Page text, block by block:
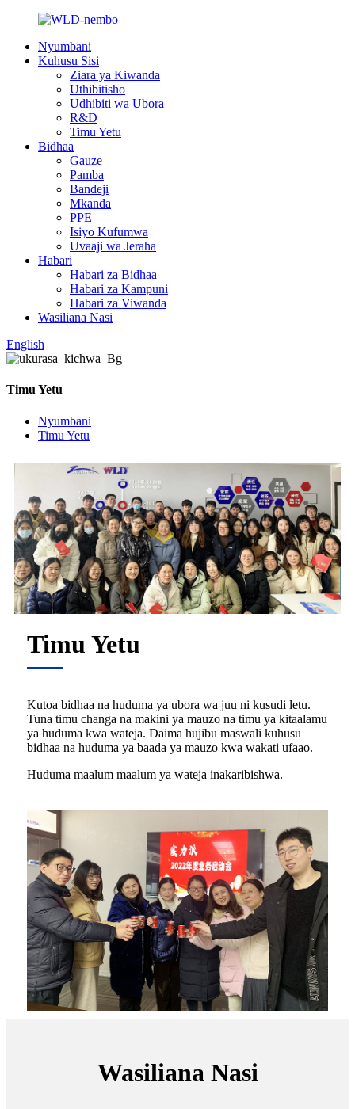
Nyumbani
Kuhusu Sisi
Ziara ya Kiwanda
Uthibitisho
Udhibiti wa Ubora
R&D
Timu Yetu
Bidhaa
Gauze
Pamba
Bandeji
Mkanda
PPE
Isiyo Kufumwa
Uvaaji wa Jeraha
Habari
Habari za Bidhaa
Habari za Kampuni
Habari za Viwanda
Wasiliana Nasi
English
Timu Yetu
Nyumbani
Timu Yetu
Timu Yetu
Kutoa bidhaa na huduma ya ubora wa juu ni kusudi letu.
Tuna timu changa na makini ya mauzo na timu ya kitaalamu
ya huduma kwa wateja. Daima hujibu maswali kuhusu
bidhaa na huduma ya baada ya mauzo kwa wakati ufaao.
Huduma maalum maalum ya wateja inakaribishwa.
Wasiliana Nasi